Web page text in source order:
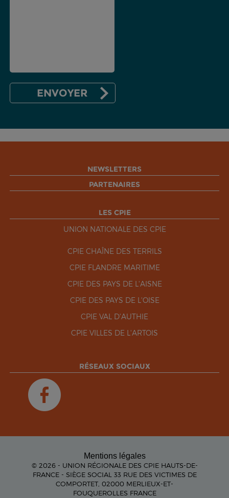
NEWSLETTERS
PARTENAIRES
LES CPIE
UNION NATIONALE DES CPIE
CPIE CHAÎNE DES TERRILS
CPIE FLANDRE MARITIME
CPIE DES PAYS DE L'AISNE
CPIE DES PAYS DE L'OISE
CPIE VAL D'AUTHIE
CPIE VILLES DE L'ARTOIS
RÉSEAUX SOCIAUX
Mentions légales
© 2026 - UNION RÉGIONALE DES CPIE HAUTS-DE-
FRANCE - SIÈGE SOCIAL 33 RUE DES VICTIMES DE
COMPORTET, 02000 MERLIEUX-ET-
FOUQUEROLLES FRANCE